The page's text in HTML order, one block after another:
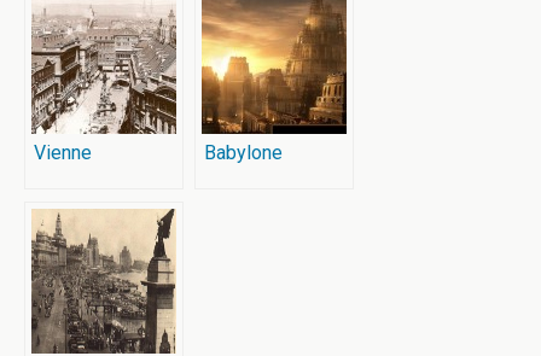
Vienne Babylone